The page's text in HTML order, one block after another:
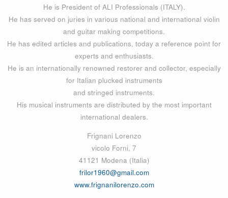
He is President of ALI Professionals (ITALY).
He has served on juries in various national and international violin
and guitar making competitions.
He has edited articles and publications, today a reference point for
experts and enthusiasts.
He is an internationally renowned restorer and collector, especially
for Italian plucked instruments
and stringed instruments.
His musical instruments are distributed by the most important
international dealers.
Frignani Lorenzo
vicolo Forni, 7
41121 Modena (Italia)
frilor1960@gmail.com
www.frignanilorenzo.com